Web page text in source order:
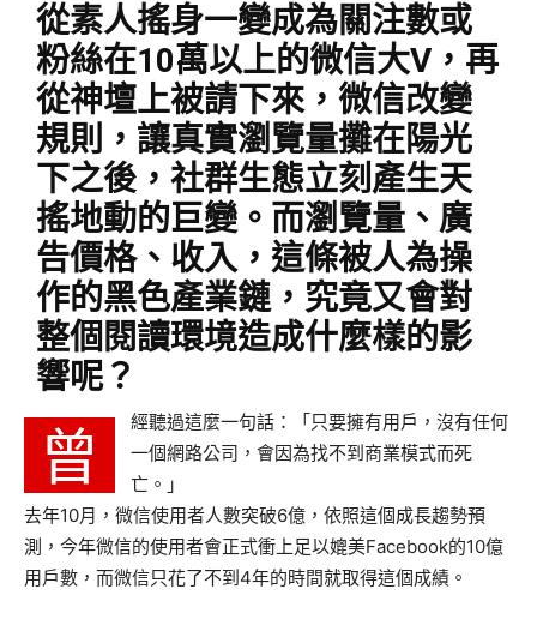
從素人搖身一變成為關注數或
粉絲在10萬以上的微信大V，再
從神壇上被請下來，微信改變
規則，讓真實瀏覽量攤在陽光
下之後，社群生態立刻產生天
搖地動的巨變。而瀏覽量、廣
告價格、收入，這條被人為操
作的黑色產業鏈，究竟又會對
整個閱讀環境造成什麼樣的影
響呢？
曾
經聽過這麼一句話：「只要擁有用戶，沒有任何
一個網路公司，會因為找不到商業模式而死
亡。」
去年10月，微信使用者人數突破6億，依照這個成長趨勢預
測，今年微信的使用者會正式衝上足以媲美Facebook的10億
用戶數，而微信只花了不到4年的時間就取得這個成績。